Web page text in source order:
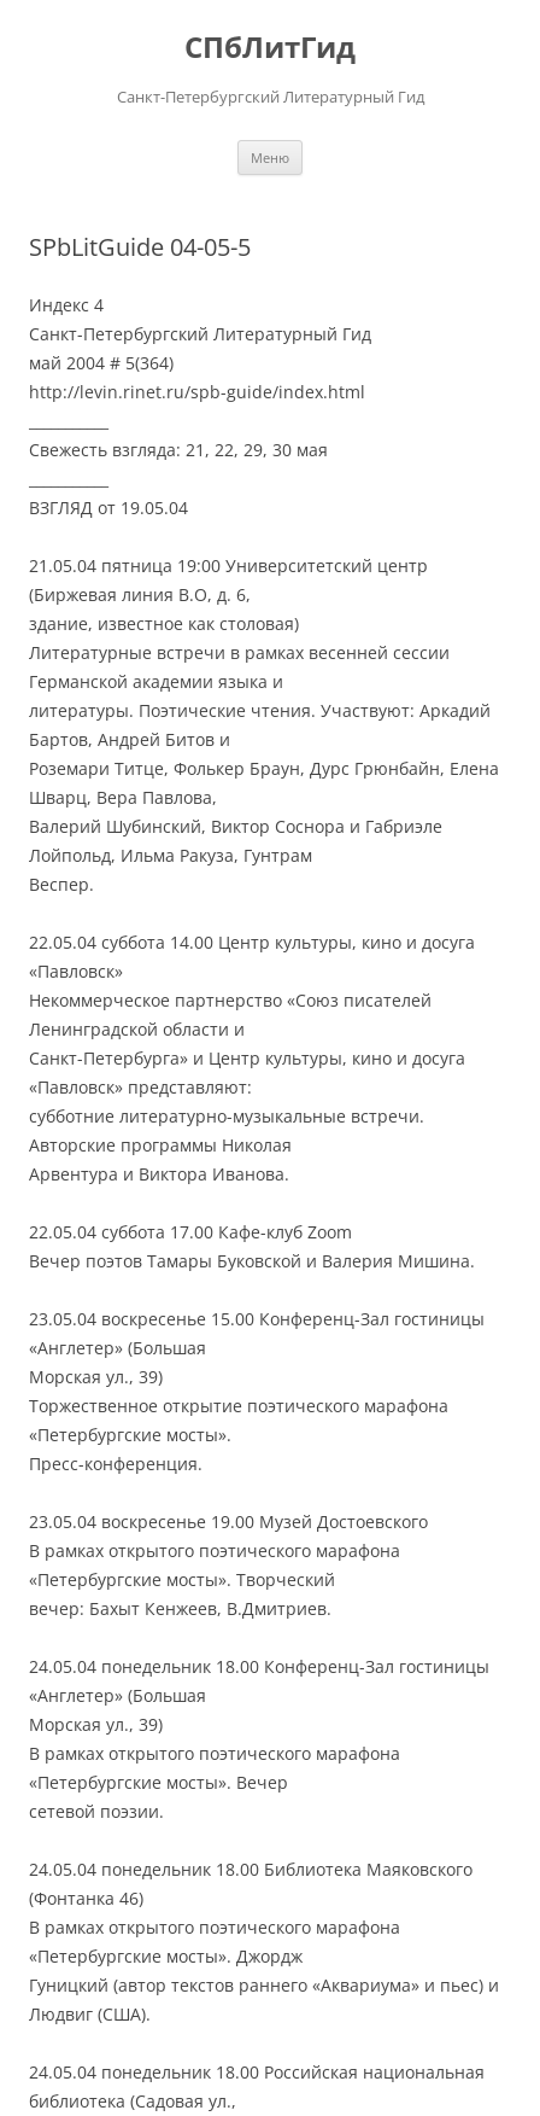
СПбЛитГид
Санкт-Петербургский Литературный Гид
Меню
SPbLitGuide 04-05-5
Индекс 4
Санкт-Петербургский Литературный Гид
май 2004 # 5(364)
http://levin.rinet.ru/spb-guide/index.html
Свежесть взгляда: 21, 22, 29, 30 мая
ВЗГЛЯД от 19.05.04
21.05.04 пятница 19:00 Университетский центр
(Биржевая линия В.О, д. 6,
здание, известное как столовая)
Литературные встречи в рамках весенней сессии
Германской академии языка и
литературы. Поэтические чтения. Участвуют: Аркадий
Бартов, Андрей Битов и
Роземари Титце, Фолькер Браун, Дурс Грюнбайн, Елена
Шварц, Вера Павлова,
Валерий Шубинский, Виктор Соснора и Габриэле
Лойпольд, Ильма Ракуза, Гунтрам
Веспер.
22.05.04 суббота 14.00 Центр культуры, кино и досуга
«Павловск»
Некоммерческое партнерство «Союз писателей
Ленинградской области и
Санкт-Петербурга» и Центр культуры, кино и досуга
«Павловск» представляют:
субботние литературно-музыкальные встречи.
Авторские программы Николая
Арвентура и Виктора Иванова.
22.05.04 суббота 17.00 Кафе-клуб Zoom
Вечер поэтов Тамары Буковской и Валерия Мишина.
23.05.04 воскресенье 15.00 Конференц-Зал гостиницы
«Англетер» (Большая
Морская ул., 39)
Торжественное открытие поэтического марафона
«Петербургские мосты».
Пресс-конференция.
23.05.04 воскресенье 19.00 Музей Достоевского
В рамках открытого поэтического марафона
«Петербургские мосты». Творческий
вечер: Бахыт Кенжеев, В.Дмитриев.
24.05.04 понедельник 18.00 Конференц-Зал гостиницы
«Англетер» (Большая
Морская ул., 39)
В рамках открытого поэтического марафона
«Петербургские мосты». Вечер
сетевой поэзии.
24.05.04 понедельник 18.00 Библиотека Маяковского
(Фонтанка 46)
В рамках открытого поэтического марафона
«Петербургские мосты». Джордж
Гуницкий (автор текстов раннего «Аквариума» и пьес) и
Людвиг (США).
24.05.04 понедельник 18.00 Российская национальная
библиотека (Садовая ул.,